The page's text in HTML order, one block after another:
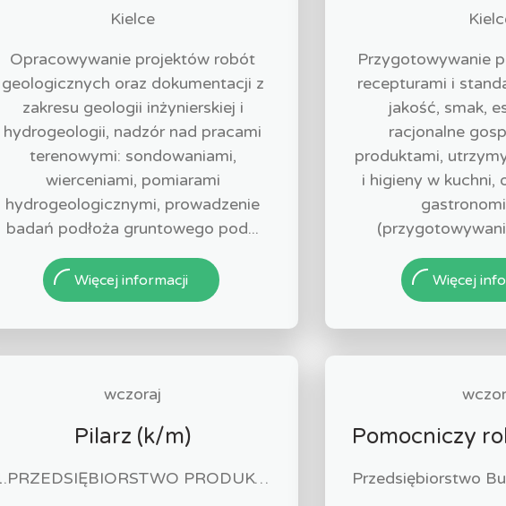
Kielce
Opracowywanie projektów robót
geologicznych oraz dokumentacji z
zakresu geologii inżynierskiej i
hydrogeologii, nadzór nad pracami
terenowymi: sondowaniami,
wierceniami, pomiarami
hydrogeologicznymi, prowadzenie
badań podłoża gruntowego pod...
Więcej informacji
Przygotowywanie
recepturami i
jakość, smak,
racjonalne
produktami,
i higieny w kuchni,
Więcej
wczoraj
Pilarz (k/m)
1.PRZEDSIĘBIORSTWO PRODUKCYJNO-HANDLOWO-USŁUGOWE EUROPLUS JÓZEF MROZOWSKI 2.KAWIARNIA SANTANA JÓZEF MROZOWSKI